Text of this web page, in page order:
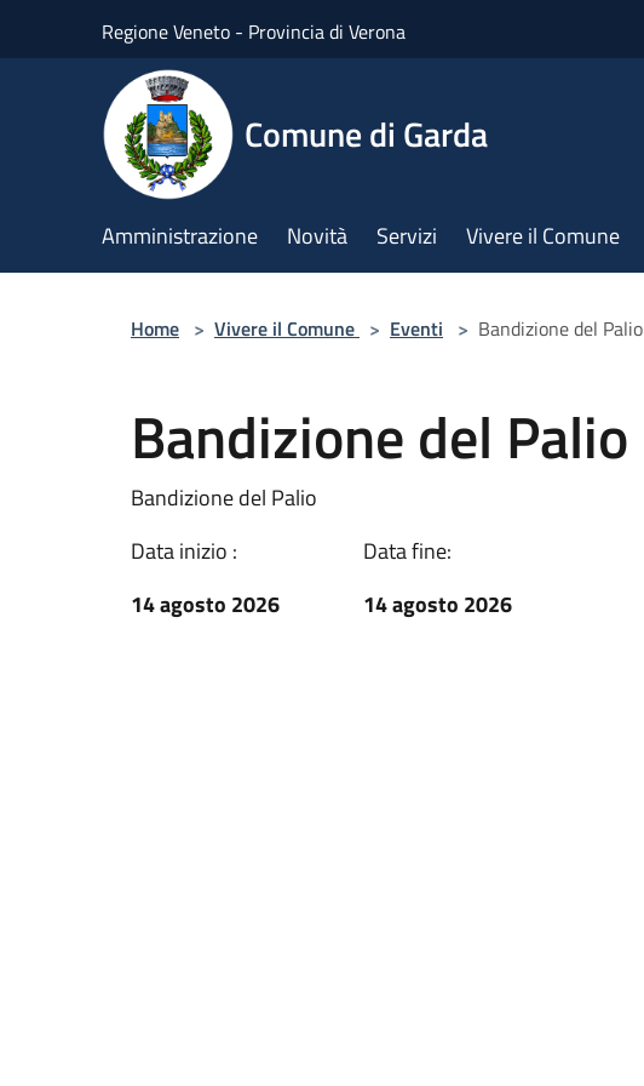
Regione Veneto - Provincia di Verona
Comune di Garda
Amministrazione Novità Servizi Vivere il Comune
Home > Vivere il Comune > Eventi > Bandizione del Palio
Bandizione del Palio
Bandizione del Palio
Data inizio :
14 agosto 2026
Data fine:
14 agosto 2026